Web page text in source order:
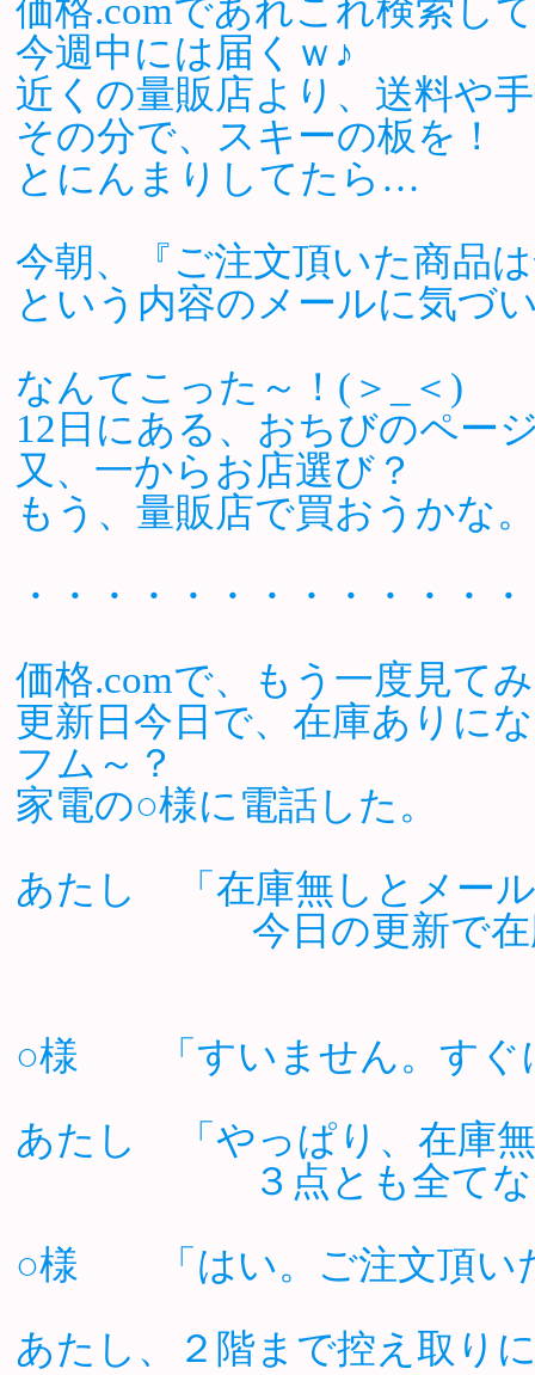
価格.comであれこれ検索し
今週中には届くｗ♪
近くの量販店より、送料や
その分で、スキーの板を！
とにんまりしてたら…
今朝、『ご注文頂いた商品
という内容のメールに気づ
なんてこった～！(＞_＜)
12日にある、おちびのペー
又、一からお店選び？
もう、量販店で買おうかな
・・・・・・・・・・・・
価格.comで、もう一度見て
更新日今日で、在庫ありに
フム～？
家電の○様に電話した。
あたし 「在庫無しとメー
今日の更新で在庫あり
○様 「すいません。すぐ
あたし 「やっぱり、在庫
３点とも全てない
○様 「はい。ご注文頂い
あたし、２階まで控え取り